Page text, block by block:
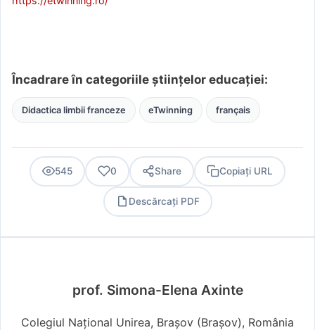
Încadrare în categoriile științelor educației:
Didactica limbii franceze eTwinning français
545 0 Share Copiați URL
Descărcați PDF
prof. Simona-Elena Axinte
Colegiul Național Unirea, Brașov (Braşov), România